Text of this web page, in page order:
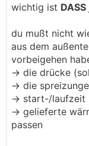
wichtig ist DASS
du mußt nicht
aus dem
vorbeigehen
-> die drücke
-> die
-> start-/laufzeit
-> gelieferte
passen